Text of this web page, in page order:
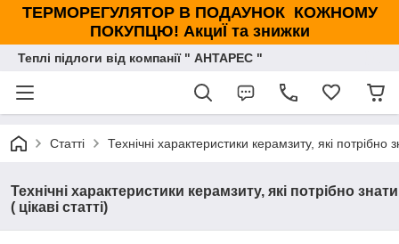
ТЕРМОРЕГУЛЯТОР В ПОДАУНОК КОЖНОМУ
ПОКУПЦЮ! АкциЇ та знижки
Теплі підлоги від компанії " АНТАРЕС "
Статті Технічні характеристики керамзиту, які потрібно
Технічні характеристики керамзиту, які потрібно знати
( цікаві статті)